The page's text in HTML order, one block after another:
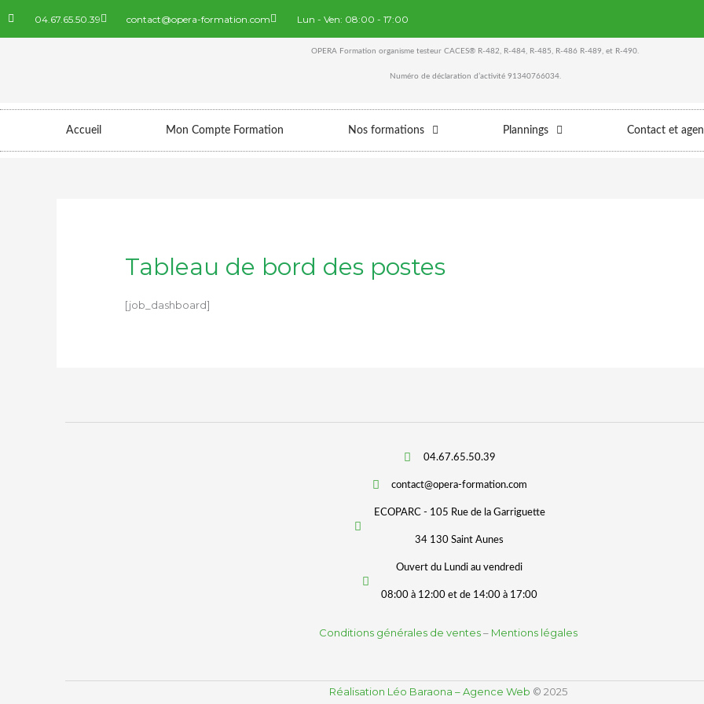
au
contenu
04.67.65.50.39 contact@opera-formation.com Lun - Ven: 08:00 - 17:00
OPERA Formation organisme testeur CACES® R-482, R-484, R-485, R-486 R-489, et R-490.
Numéro de déclaration d’activité 91340766034.
Accueil Mon Compte Formation Nos formations Plannings Contact et
Tableau de bord des postes
[job_dashboard]
04.67.65.50.39
contact@opera-formation.com
ECOPARC - 105 Rue de la Garriguette
34 130 Saint Aunes
Ouvert du Lundi au vendredi
08:00 à 12:00 et de 14:00 à 17:00
Conditions générales de ventes– Mentions légales
Réalisation Léo Baraona – Agence Web © 2025